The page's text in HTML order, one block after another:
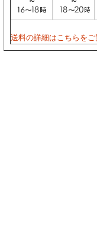
送料の詳細はこちらを